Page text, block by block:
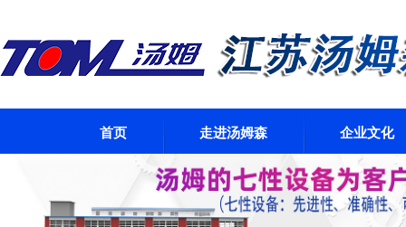
首页 走进汤姆森 企业文化